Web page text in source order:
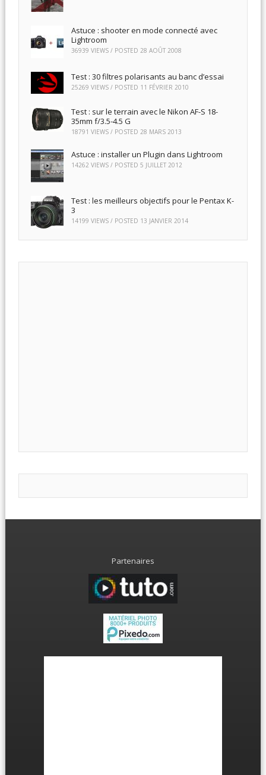
Astuce : shooter en mode connecté avec
Lightroom
36939 VIEWS / POSTED 28 AOÛT 2008
Test : 30 filtres polarisants au banc d’essai
25269 VIEWS / POSTED 11 FÉVRIER 2010
Test : sur le terrain avec le Nikon AF-S 18-
35mm f/3.5-4.5 G
18791 VIEWS / POSTED 28 MARS 2013
Astuce : installer un Plugin dans Lightroom
14262 VIEWS / POSTED 5 JUILLET 2012
Test : les meilleurs objectifs pour le Pentax K-
3
14199 VIEWS / POSTED 13 JANVIER 2014
Partenaires